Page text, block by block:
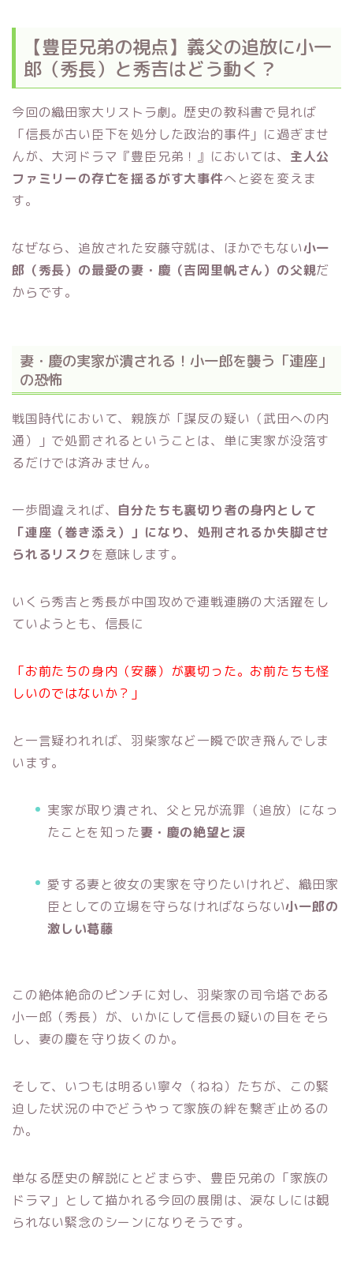
【豊臣兄弟の視点】義父の追放に小一
郎（秀長）と秀吉はどう動く？
今回の織田家大リストラ劇。歴史の教科書で見れば
「信長が古い臣下を処分した政治的事件」に過ぎませ
んが、大河ドラマ『豊臣兄弟！』においては、 主人公
ファミリーの存亡を揺るがす大事件へと姿を変えま
す。
なぜなら、追放された安藤守就は、ほかでもない小一
郎（秀長）の最愛の妻・慶（吉岡里帆さん）の父親だ
からです。
妻・慶の実家が潰される！小一郎を襲う「連座」
の恐怖
戦国時代において、親族が「謀反の疑い（武田への内
通）」で処罰されるということは、単に実家が没落す
るだけでは済みません。
一歩間違えれば、 自分たちも裏切り者の身内として
「連座（巻き添え）」になり、処刑されるか失脚させ
られるリスクを意味します。
いくら秀吉と秀長が中国攻めで連戦連勝の大活躍をし
ていようとも、信長に
「お前たちの身内（安藤）が裏切った。お前たちも怪
しいのではないか？」
と一言疑われれば、羽柴家など一瞬で吹き飛んでしま
います。
実家が取り潰され、父と兄が流罪（追放）になっ
たことを知った妻・慶の絶望と涙
愛する妻と彼女の実家を守りたいけれど、織田家
臣としての立場を守らなければならない小一郎の
激しい葛藤
この絶体絶命のピンチに対し、羽柴家の司令塔である
小一郎（秀長）が、いかにして信長の疑いの目をそら
し、妻の慶を守り抜くのか。
そして、いつもは明るい寧々（ねね）たちが、この緊
迫した状況の中でどうやって家族の絆を繋ぎ止めるの
か。
単なる歴史の解説にとどまらず、豊臣兄弟の「家族の
ドラマ」として描かれる今回の展開は、涙なしには観
られない緊念のシーンになりそうです。